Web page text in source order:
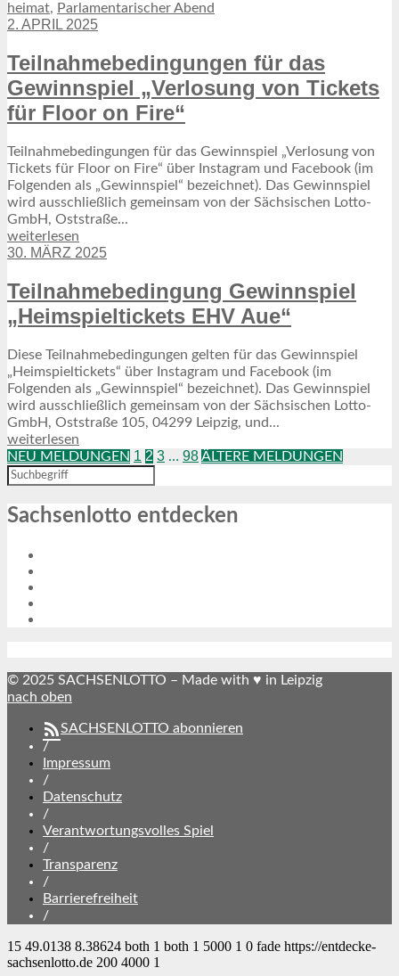
3. SEPTEMBER 2024
GlüXBooster unterwegs: Sachsenlotto präsentiert
Allgemein, Emotionen, Gewinne & Gewinner, Glück,
Über uns
heimat, Parlamentarischer Abend
2. APRIL 2025
Teilnahmebedingungen für das
Gewinnspiel „Verlosung von Tickets
für Floor on Fire“
Teilnahmebedingungen für das Gewinnspiel „Verlosung von
Tickets für Floor on Fire“ über Instagram und Facebook (im
Folgenden als „Gewinnspiel“ bezeichnet). Das Gewinnspiel
wird ausschließlich gemeinsam von der Sächsischen Lotto-
GmbH, Oststraße...
weiterlesen
30. MÄRZ 2025
Teilnahmebedingung Gewinnspiel
„Heimspieltickets EHV Aue“
Diese Teilnahmebedingungen gelten für das Gewinnspiel
„Heimspieltickets“ über Instagram und Facebook (im
Folgenden als „Gewinnspiel“ bezeichnet). Das Gewinnspiel
wird ausschließlich gemeinsam von der Sächsischen Lotto-
GmbH, Oststraße 105, 04299 Leipzig, und...
weiterlesen
NEU MELDUNGEN 1 2 3 … 98ÄLTERE MELDUNGEN
Sachsenlotto entdecken
© 2025 SACHSENLOTTO – Made with ♥ in Leipzig
nach oben
SACHSENLOTTO abonnieren
/
Impressum
/
Datenschutz
/
Verantwortungsvolles Spiel
/
Transparenz
/
Barrierefreiheit
/
15 49.0138 8.38624 both 1 both 1 5000 1 0 fade https://entdecke-
sachsenlotto.de 200 4000 1